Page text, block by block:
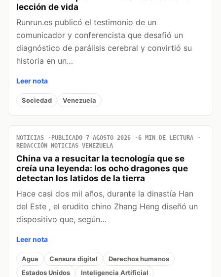
lección de vida
Runrun.es publicó el testimonio de un
comunicador y conferencista que desafió un
diagnóstico de parálisis cerebral y convirtió su
historia en un…
Leer nota
Sociedad Venezuela
NOTICIAS PUBLICADO 7 AGOSTO 2026
6 MIN DE LECTURA
REDACCIÓN NOTICIAS VENEZUELA
China va a resucitar la tecnología que se
creía una leyenda: los ocho dragones que
detectan los latidos de la tierra
Hace casi dos mil años, durante la dinastía Han
del Este , el erudito chino Zhang Heng diseñó un
dispositivo que, según…
Leer nota
Agua Censura digital
Derechos humanos
Estados Unidos
Inteligencia Artificial